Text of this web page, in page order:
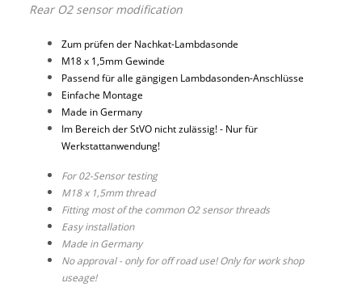
Rear O2 sensor modification
Zum prüfen der Nachkat-Lambdasonde
M18 x 1,5mm Gewinde
Passend für alle gängigen Lambdasonden-Anschlüsse
Einfache Montage
Made in Germany
Im Bereich der StVO nicht zulässig! - Nur für
Werkstattanwendung!
For 02-Sensor testing
M18 x 1,5mm thread
Fitting most of the common O2 sensor threads
Easy installation
Made in Germany
No approval - only for off road use! Only for work shop
useage!